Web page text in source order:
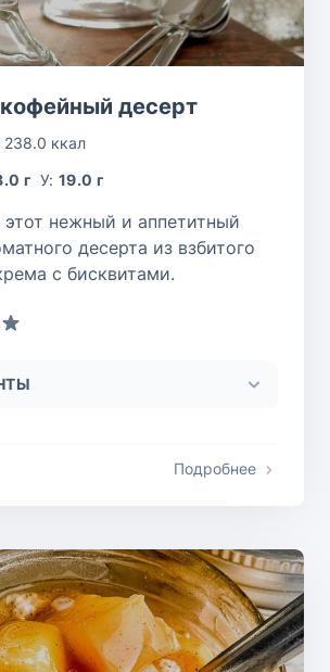
десерт
238.0 ккал
г У:19.0 г
нежный и аппетитный
десерта из взбитого
с бисквитами.
Подробнее